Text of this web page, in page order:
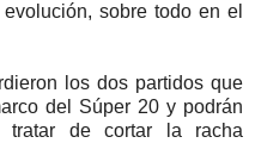
sobre todo en el
los dos partidos que
del Súper 20 y podrán
tratar de cortar la racha